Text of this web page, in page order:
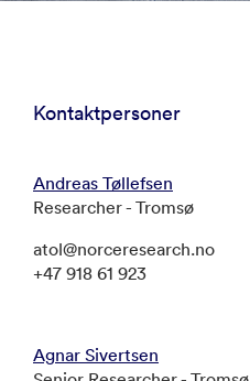
Kontaktpersoner
Andreas Tøllefsen
Researcher - Tromsø
atol@norceresearch.no
+47 918 61 923
Agnar Sivertsen